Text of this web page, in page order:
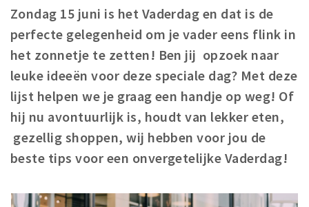
Winkelgebieden
Parkeren
Bezienswaardigheden
Musea, theaters & podia
Uitjes & activiteiten
Toeristische routes
Natuurgebieden
Zondag 15 juni is het Vaderdag en dat is de
perfecte gelegenheid om je vader eens flink in
het zonnetje te zetten! Ben jij opzoek naar
leuke ideeën voor deze speciale dag? Met deze
lijst helpen we je graag een handje op weg! Of
hij nu avontuurlijk is, houdt van lekker eten,
gezellig shoppen, wij hebben voor jou de
beste tips voor een onvergetelijke Vaderdag!